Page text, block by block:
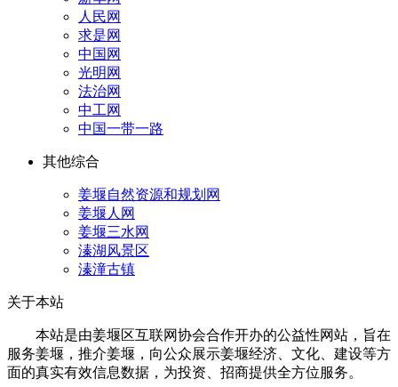
人民网
求是网
中国网
光明网
法治网
中工网
中国一带一路
其他综合
姜堰自然资源和规划网
姜堰人网
姜堰三水网
溱湖风景区
溱潼古镇
关于本站
本站是由姜堰区互联网协会合作开办的公益性网站，旨在
服务姜堰，推介姜堰，向公众展示姜堰经济、文化、建设等方
面的真实有效信息数据，为投资、招商提供全方位服务。